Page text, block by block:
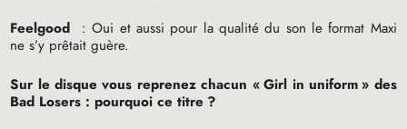
Feelgood
: Oui et aussi pour la qualité du son le format Maxi
ne s’y prêtait guère.
Sur le disque vous reprenez chacun « Girl in uniform » des
Bad Losers : pourquoi ce titre ?